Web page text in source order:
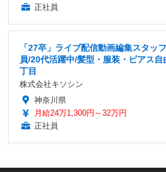
正社員
「27卒」ライブ配信動画編集スタッ
員/20代活躍中/髪型・服装・ピアス
丁目
株式会社キソシン
神奈川県
月給24万1,300円～32万円
正社員